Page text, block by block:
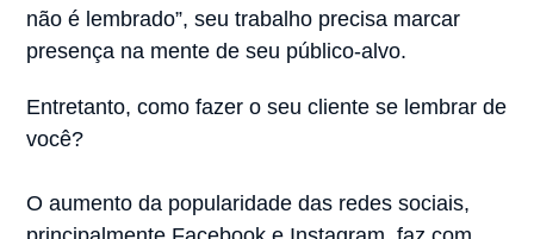
não é lembrado”, seu trabalho precisa marcar
presença na mente de seu público-alvo.
Entretanto, como fazer o seu cliente se lembrar de
você?⠀
O aumento da popularidade das redes sociais,